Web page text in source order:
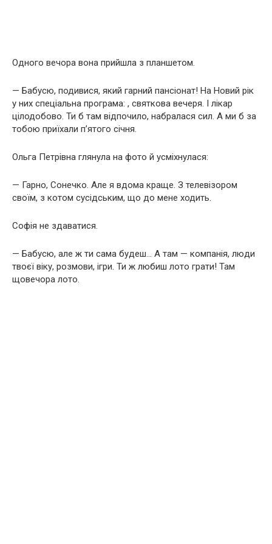
Одного вечора вона прийшла з планшетом.
— Бабусю, подивися, який гарний пансіонат! На Новий рік
у них спеціальна програма: , святкова вечеря. І лікар
цілодобово. Ти б там відпочило, набралася сил. А ми б за
тобою приїхали п’ятого січня.
Ольга Петрівна глянула на фото й усміхнулася:
— Гарно, Сонечко. Але я вдома краще. З телевізором
своїм, з котом сусідським, що до мене ходить.
Софія не здаватися.
— Бабусю, але ж ти сама будеш… А там — компанія, люди
твоєї віку, розмови, ігри. Ти ж любиш лото грати! Там
щовечора лото.